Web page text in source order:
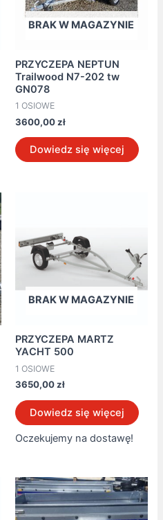
BRAK W MAGAZYNIE
PRZYCZEPA NEPTUN
Trailwood N7-202 tw
GN078
1 OSIOWE
3600,00zł
Dowiedz się więcej
BRAK W MAGAZYNIE
PRZYCZEPA MARTZ
YACHT 500
1 OSIOWE
3650,00zł
Dowiedz się więcej
Oczekujemy na dostawę!